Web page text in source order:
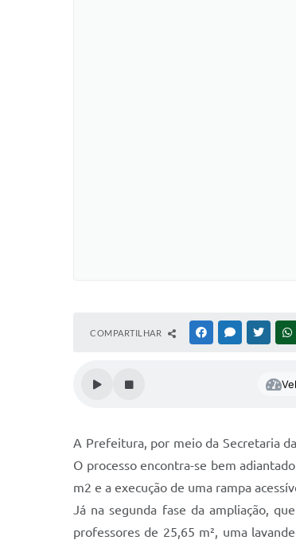
COMPARTILHAR FACEBOOKMESSENGER
A Prefeitura, por meio da Secretaria
O processo encontra-se bem
m2 e a execução de uma rampa
Já na segunda fase da ampliação,
professores de 25,65 m², uma